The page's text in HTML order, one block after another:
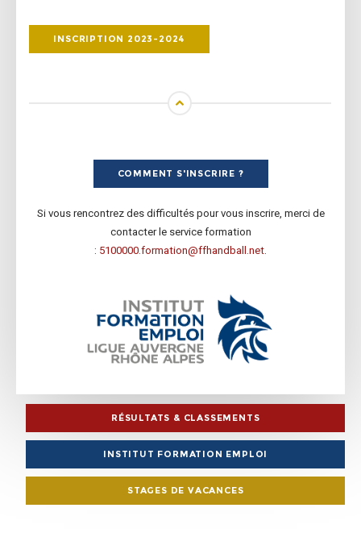
INSCRIPTION 2023-2024
COMMENT S'INSCRIRE ?
Si vous rencontrez des difficultés pour vous inscrire, merci de
contacter le service formation
: 5100000.formation@ffhandball.net.
RÉSULTATS & CLASSEMENTS
INSTITUT FORMATION EMPLOI
STAGES DE VACANCES